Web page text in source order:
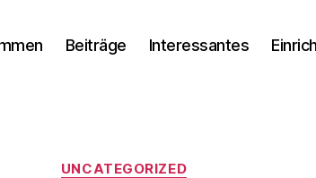
Beiträge Interessantes
Kategorien
UNCATEGORIZED